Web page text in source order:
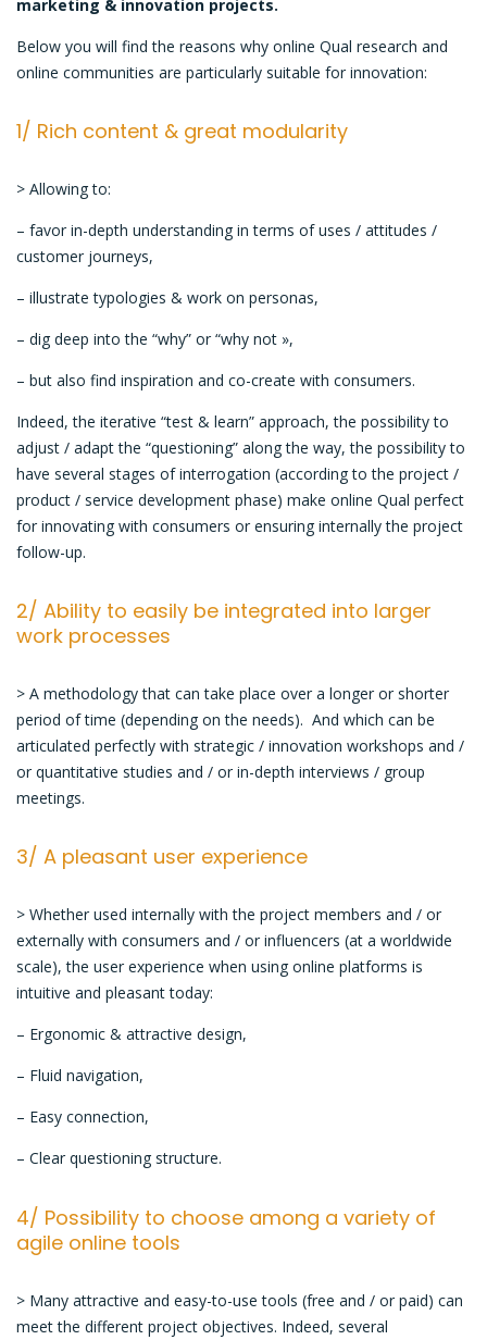
marketing & innovation projects.
Below you will find the reasons why online Qual research and
online communities are particularly suitable for innovation:
1/ Rich content & great modularity
> Allowing to:
– favor in-depth understanding in terms of uses / attitudes /
customer journeys,
– illustrate typologies & work on personas,
– dig deep into the “why” or “why not »,
– but also find inspiration and co-create with consumers.
Indeed, the iterative “test & learn” approach, the possibility to
adjust / adapt the “questioning” along the way, the possibility to
have several stages of interrogation (according to the project /
product / service development phase) make online Qual perfect
for innovating with consumers or ensuring internally the project
follow-up.
2/ Ability to easily be integrated into larger
work processes
> A methodology that can take place over a longer or shorter
period of time (depending on the needs). And which can be
articulated perfectly with strategic / innovation workshops and /
or quantitative studies and / or in-depth interviews / group
meetings.
3/ A pleasant user experience
> Whether used internally with the project members and / or
externally with consumers and / or influencers (at a worldwide
scale), the user experience when using online platforms is
intuitive and pleasant today:
– Ergonomic & attractive design,
– Fluid navigation,
– Easy connection,
– Clear questioning structure.
4/ Possibility to choose among a variety of
agile online tools
> Many attractive and easy-to-use tools (free and / or paid) can
meet the different project objectives. Indeed, several